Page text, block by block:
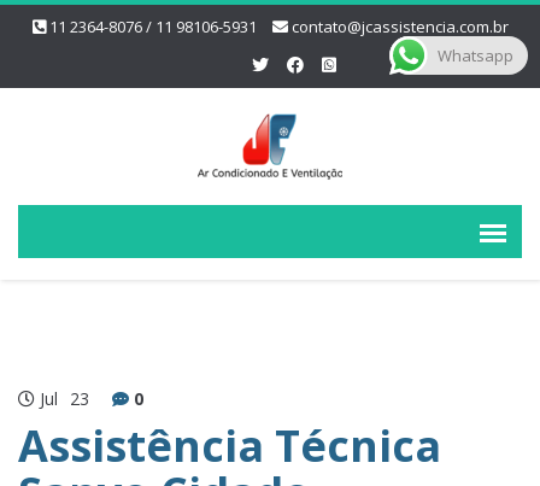
11 2364-8076 / 11 98106-5931 contato@jcassistencia.com.br
Jul 23 0
Assistência Técnica
Whatsapp